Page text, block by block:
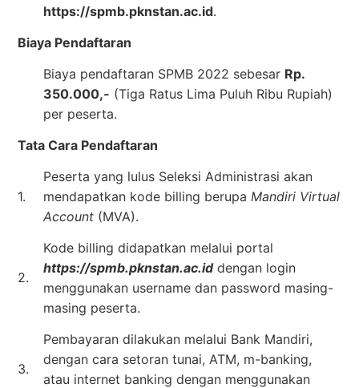
https://spmb.pknstan.ac.id.
Biaya Pendaftaran
Biaya pendaftaran SPMB 2022 sebesar Rp.
350.000,- (Tiga Ratus Lima Puluh Ribu Rupiah)
per peserta.
Tata Cara Pendaftaran
1.
Peserta yang lulus Seleksi Administrasi akan
mendapatkan kode billing berupa Mandiri Virtual
Account (MVA).
2.
Kode billing didapatkan melalui portal
https://spmb.pknstan.ac.iddengan login
menggunakan username dan password masing-
masing peserta.
3.
Pembayaran dilakukan melalui Bank Mandiri,
dengan cara setoran tunai, ATM, m-banking,
atau internet banking dengan menggunakan